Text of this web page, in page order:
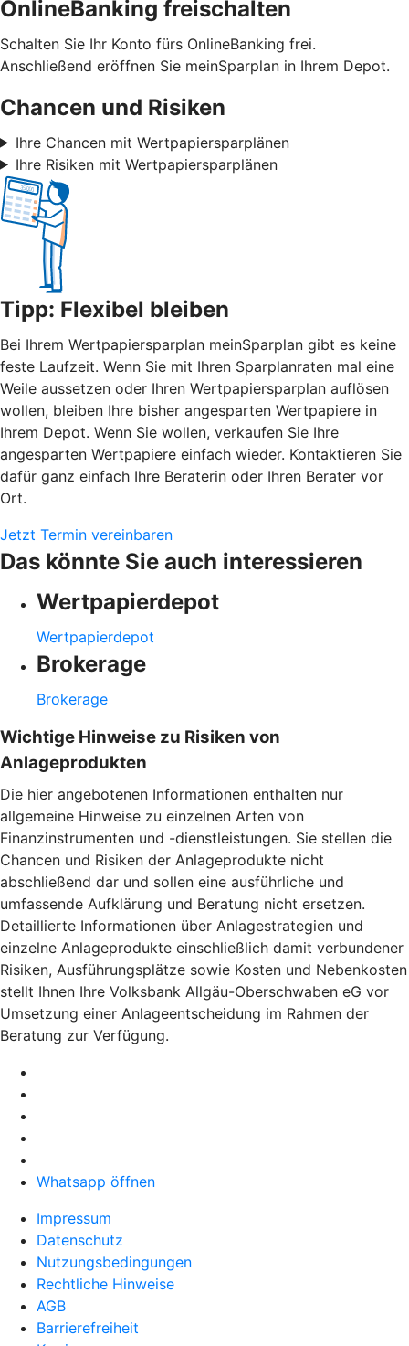
OnlineBanking freischalten
Schalten Sie Ihr Konto fürs OnlineBanking frei.
Anschließend eröffnen Sie meinSparplan in Ihrem Depot.
Chancen und Risiken
Ihre Chancen mit Wertpapiersparplänen
Ihre Risiken mit Wertpapiersparplänen
Tipp: Flexibel bleiben
Bei Ihrem Wertpapiersparplan meinSparplan gibt es keine
feste Laufzeit. Wenn Sie mit Ihren Sparplanraten mal eine
Weile aussetzen oder Ihren Wertpapiersparplan auflösen
wollen, bleiben Ihre bisher angesparten Wertpapiere in
Ihrem Depot. Wenn Sie wollen, verkaufen Sie Ihre
angesparten Wertpapiere einfach wieder. Kontaktieren Sie
dafür ganz einfach Ihre Beraterin oder Ihren Berater vor
Ort.
Jetzt Termin vereinbaren
Das könnte Sie auch interessieren
Wertpapierdepot
Wertpapierdepot
Brokerage
Brokerage
Wichtige Hinweise zu Risiken von
Anlageprodukten
Die hier angebotenen Informationen enthalten nur
allgemeine Hinweise zu einzelnen Arten von
Finanzinstrumenten und -dienstleistungen. Sie stellen die
Chancen und Risiken der Anlageprodukte nicht
abschließend dar und sollen eine ausführliche und
umfassende Aufklärung und Beratung nicht ersetzen.
Detaillierte Informationen über Anlagestrategien und
einzelne Anlageprodukte einschließlich damit verbundener
Risiken, Ausführungsplätze sowie Kosten und Nebenkosten
stellt Ihnen Ihre Volksbank Allgäu-Oberschwaben eG vor
Umsetzung einer Anlageentscheidung im Rahmen der
Beratung zur Verfügung.
Whatsapp öffnen
Impressum
Datenschutz
Nutzungsbedingungen
Rechtliche Hinweise
AGB
Barrierefreiheit